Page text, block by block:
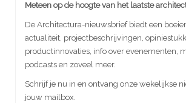
Meteen op de hoogte van het laatste
De Architectura-nieuwsbrief biedt een
actualiteit, projectbeschrijvingen,
productinnovaties, info over evenementen,
podcasts en zoveel meer.
Schrijf je nu in en ontvang onze wekelijkse
jouw mailbox.